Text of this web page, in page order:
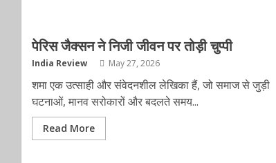
पेरिस जैक्सन ने निजी जीवन पर तोड़ी चुप्पी
India Review May 27, 2026
शमा एक उत्साही और संवेदनशील लेखिका हैं, जो समाज से जुड़ी
घटनाओं, मानव सरोकारों और बदलते समय...
Read More